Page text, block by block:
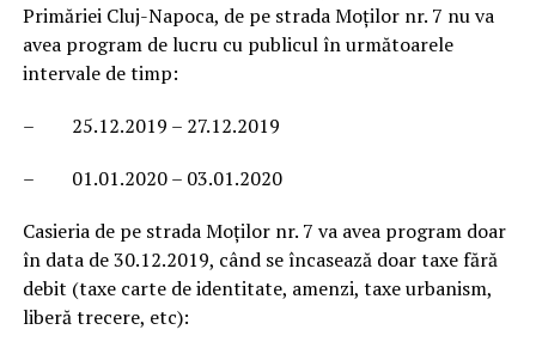
Primăriei Cluj-Napoca, de pe strada Moților nr. 7 nu va
avea program de lucru cu publicul în următoarele
intervale de timp:
– 25.12.2019 – 27.12.2019
– 01.01.2020 – 03.01.2020
Casieria de pe strada Moților nr. 7 va avea program doar
în data de 30.12.2019, când se încasează doar taxe fără
debit (taxe carte de identitate, amenzi, taxe urbanism,
liberă trecere, etc):